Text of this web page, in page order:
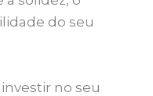
do seu
no seu